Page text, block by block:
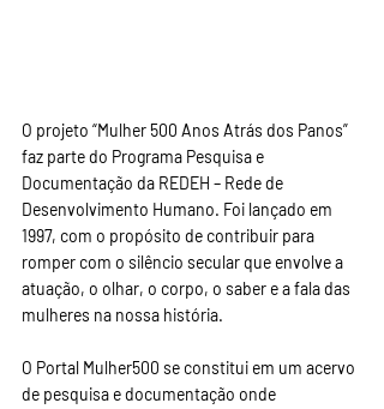
O projeto “Mulher 500 Anos Atrás dos Panos”
faz parte do Programa Pesquisa e
Documentação da REDEH – Rede de
Desenvolvimento Humano. Foi lançado em
1997, com o propósito de contribuir para
romper com o silêncio secular que envolve a
atuação, o olhar, o corpo, o saber e a fala das
mulheres na nossa história.
O Portal Mulher500 se constitui em um acervo
de pesquisa e documentação onde